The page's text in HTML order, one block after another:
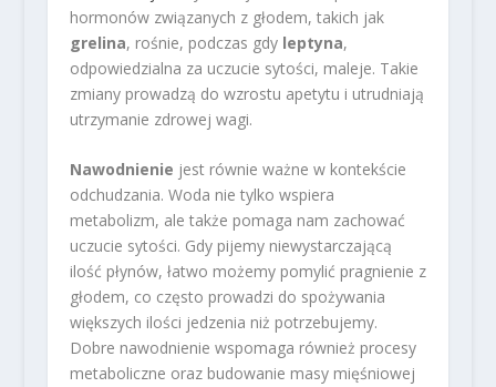
hormonów związanych z głodem, takich jak
grelina, rośnie, podczas gdy leptyna,
odpowiedzialna za uczucie sytości, maleje. Takie
zmiany prowadzą do wzrostu apetytu i utrudniają
utrzymanie zdrowej wagi.
Nawodnienie jest równie ważne w kontekście
odchudzania. Woda nie tylko wspiera
metabolizm, ale także pomaga nam zachować
uczucie sytości. Gdy pijemy niewystarczającą
ilość płynów, łatwo możemy pomylić pragnienie z
głodem, co często prowadzi do spożywania
większych ilości jedzenia niż potrzebujemy.
Dobre nawodnienie wspomaga również procesy
metaboliczne oraz budowanie masy mięśniowej